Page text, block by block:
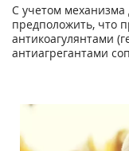
С учетом механизма
предположить, что
антикоагулянтами
антиагрегантами